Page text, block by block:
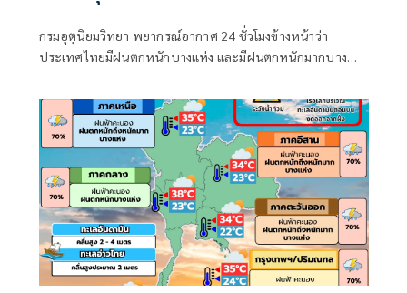
กรมอุตุนิยมวิทยา พยากรณ์อากาศ 24 ชั่วโมงข้างหน้าว่า
ประเทศไทยมีฝนตกหนักบางแห่ง และมีฝนตกหนักมากบาง